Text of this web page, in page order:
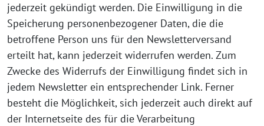
jederzeit gekündigt werden. Die Einwilligung in die
Speicherung personenbezogener Daten, die die
betroffene Person uns für den Newsletterversand
erteilt hat, kann jederzeit widerrufen werden. Zum
Zwecke des Widerrufs der Einwilligung findet sich in
jedem Newsletter ein entsprechender Link. Ferner
besteht die Möglichkeit, sich jederzeit auch direkt auf
der Internetseite des für die Verarbeitung